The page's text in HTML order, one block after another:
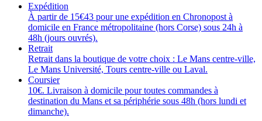
Expédition
À partir de 15€43 pour une expédition en Chronopost à
domicile en France métropolitaine (hors Corse) sous 24h à
48h (jours ouvrés).
Retrait
Retrait dans la boutique de votre choix : Le Mans centre-ville,
Le Mans Université, Tours centre-ville ou Laval.
Coursier
10€. Livraison à domicile pour toutes commandes à
destination du Mans et sa périphérie sous 48h (hors lundi et
dimanche).